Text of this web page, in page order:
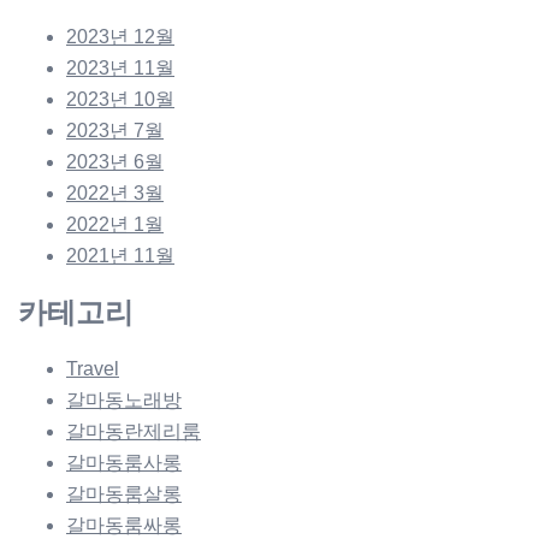
2023년 12월
2023년 11월
2023년 10월
2023년 7월
2023년 6월
2022년 3월
2022년 1월
2021년 11월
카테고리
Travel
갈마동노래방
갈마동란제리룸
갈마동룸사롱
갈마동룸살롱
갈마동룸싸롱